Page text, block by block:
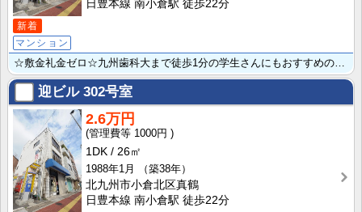
新着
マンション
日豊本線 南小倉駅 徒歩22分
迎ビル302号室
2.6万円
1000円
1DK
26㎡
1988年1月
（築38年）
北九州市小倉北区真鶴
日豊本線 南小倉駅 徒歩22分